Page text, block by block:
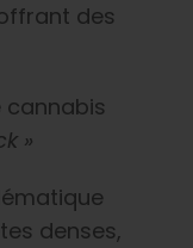
des
»
denses,